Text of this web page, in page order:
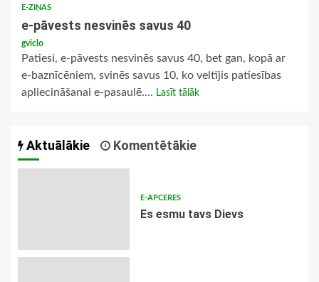
E-ZIŅAS
e-pāvests nesvinēs savus 40
gviclo
Patiesi, e-pāvests nesvinēs savus 40, bet gan, kopā ar
e-baznīcēniem, svinēs savus 10, ko veltījis patiesības
apliecināšanai e-pasaulē.... Lasīt tālāk
Aktuālākie Komentētākie
E-APCERES
Es esmu tavs Dievs